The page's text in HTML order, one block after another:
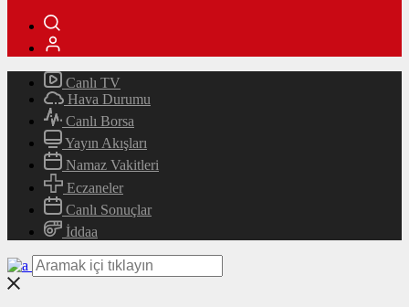
Canlı TV
Hava Durumu
Canlı Borsa
Yayın Akışları
Namaz Vakitleri
Eczaneler
Canlı Sonuçlar
İddaa